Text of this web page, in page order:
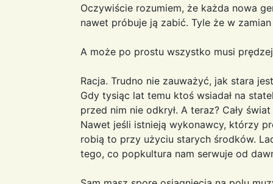
Oczywiście rozumiem, że każda nowa
nawet próbuje ją zabić. Tyle że w
A może po prostu wszystko musi
Racja. Trudno nie zauważyć, jak stara
Gdy tysiąc lat temu ktoś wsiadał na
przed nim nie odkrył. A teraz? Cały
Nawet jeśli istnieją wykonawcy, którzy
robią to przy użyciu starych środków.
tego, co popkultura nam serwuje od